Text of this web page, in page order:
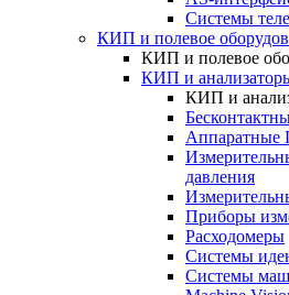
Системы
КИП и полевое
КИП и полевое
КИП и
КИП и
Аппаратные
давления
Приборы
Расходомеры
Системы
Системы